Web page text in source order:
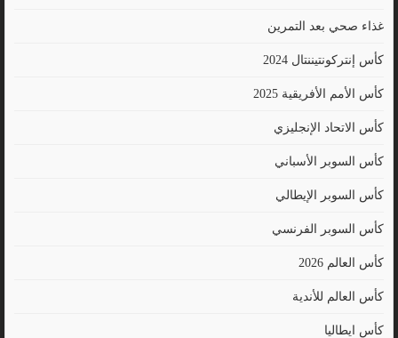
غذاء صحي بعد التمرين
كأس إنتركونتيننتال 2024
كأس الأمم الأفريقية 2025
كأس الاتحاد الإنجليزي
كأس السوبر الأسباني
كأس السوبر الإيطالي
كأس السوبر الفرنسي
كأس العالم 2026
كأس العالم للأندية
كأس ايطاليا